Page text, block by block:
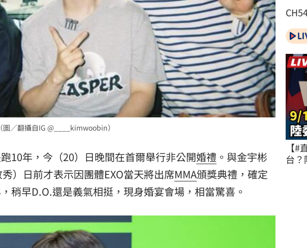
限可能 12:00
「筋歡喜」 18:00
注意 13:00
11:00
／翻攝自IG @____kimwoobin）
10年，今（20）日晚間在首爾舉行非公開婚禮 。與金宇彬
）日前才表示因團體EXO當天將出席MMA頒獎典禮，確定
稍早D.O.還是義氣相挺，現身婚宴會場，相當驚喜。
【
台